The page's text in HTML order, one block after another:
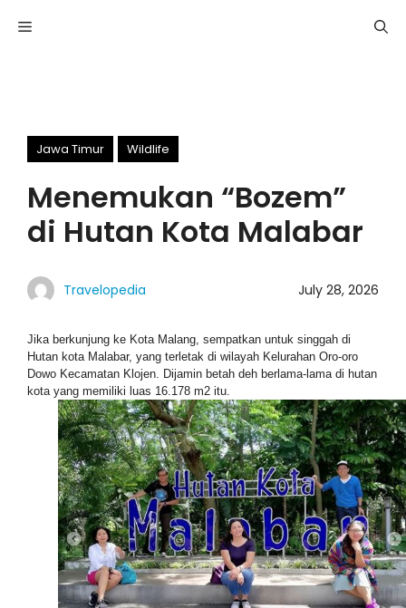
Menu
Jawa Timur Wildlife
Menemukan “Bozem”
di Hutan Kota Malabar
Travelopedia July 28, 2026
Jika berkunjung ke Kota Malang, sempatkan untuk singgah di
Hutan kota Malabar, yang terletak di wilayah Kelurahan Oro-oro
Dowo Kecamatan Klojen. Dijamin betah deh berlama-lama di hutan
kota yang memiliki luas 16.178 m2 itu.